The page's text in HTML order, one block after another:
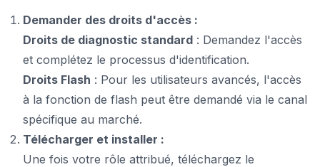
Demander des droits d'accès :
Droits de diagnostic standard : Demandez l'accès
et complétez le processus d'identification.
Droits Flash : Pour les utilisateurs avancés, l'accès
à la fonction de flash peut être demandé via le canal
spécifique au marché.
Télécharger et installer :
Une fois votre rôle attribué, téléchargez le